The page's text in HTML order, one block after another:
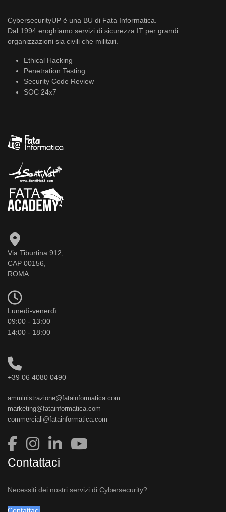
CybersecurityUP è una BU di Fata Informatica.
Dal 1994 eroghiamo servizi di sicurezza IT per grandi
organizzazioni sia civili che militari.
Ethical Hacking
Penetration Testing
Security Code Review
SOC 24x7
Via Tiburtina 912,
CAP 00156,
ROMA
Lunedì-venerdì
09:00 - 13:00
14:00 - 18:00
+39 06 4080 0490
amministrazione@fatainformatica.com
marketing@fatainformatica.com
commerciali@fatainformatica.com
Contattaci
Necessiti dei nostri servizi di Cybersecurity?